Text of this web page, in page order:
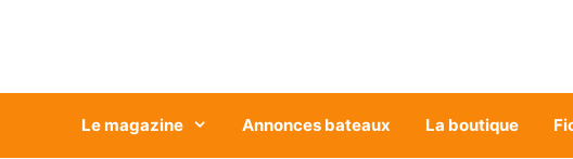
Le magazine Annonces bateaux La boutique